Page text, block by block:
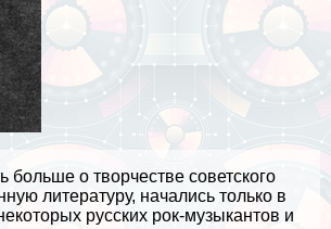
больше о творчестве советского
литературу, начались только в
русских рок-музыкантов и